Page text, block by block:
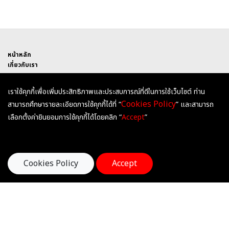
หน้าหลัก
เกี่ยวกับเรา
AUSTRALIA
UNITED KINGDOM
HEARTSANDMINDSEDUCATION
ติดต่อเรา
Hearts & Minds International Education
เราใช้คุกกี้เพื่อเพิ่มประสิทธิภาพและประสบการณ์ที่ดีในการใช้เว็บไซต์ ท่าน
สามารถศึกษารายละเอียดการใช้คุกกี้ได้ที่ “Cookies Policy” และสามารถ
เลือกตั้งค่ายินยอมการใช้คุกกี้ได้โดยคลิก “Accept”
Cookies Policy Accept